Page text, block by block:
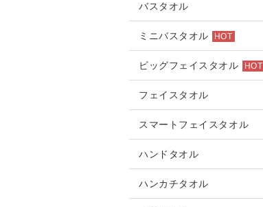
バスタオル
ミニバスタオル HOT
ビッグフェイスタオル HOT
フェイスタオル
スマートフェイスタオル
ハンドタオル
ハンカチタオル